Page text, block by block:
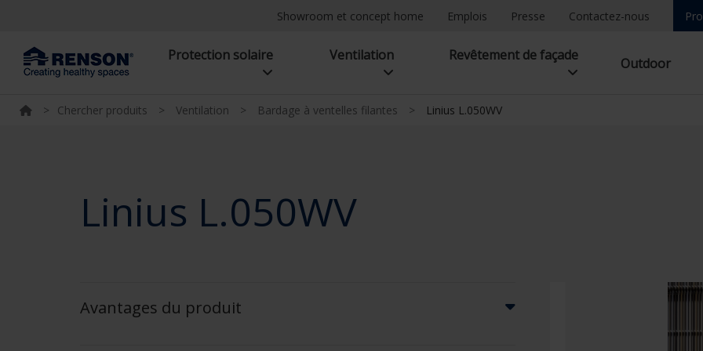
Showroom et concept home Emplois Presse Contactez-nous
Protection solaire Ventilation Revêtement de façade Outdoor
> Chercher produits > Ventilation > Bardage à ventelles filantes > Linius L.050WV
Linius L.050WV
Avantages du produit